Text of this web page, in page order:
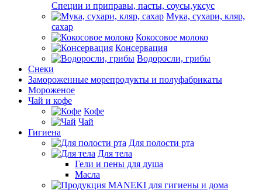
Специи и приправы, пасты, соусы,уксус
Мука, сухари, кляр,
сахар
Кокосовое молоко
Консервация
Водоросли, грибы
Снеки
Замороженные морепродукты и полуфабрикаты
Мороженое
Чай и кофе
Кофе
Чай
Гигиена
Для полости рта
Для тела
Гели и пены для душа
Масла